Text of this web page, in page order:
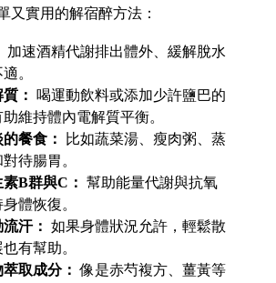
又實用的解宿醉方法：
加速酒精代謝排出體外、緩解脫水
。
：
喝運動飲料或添加少許鹽巴的
維持體內電解質平衡。
餐食：
比如蔬菜湯、瘦肉粥、蒸
待腸胃。
B群與C： 幫助能量代謝與抗氧
體恢復。
汗： 如果身體狀況允許，輕鬆散
有幫助。
取成分： 像是赤芍複方、薑黃等